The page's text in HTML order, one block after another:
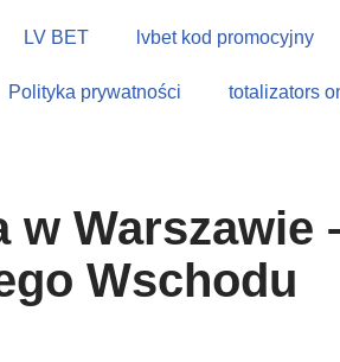
LV BET lvbet kod promocyjny
Polityka prywatności totalizators
w Warszawie
Wschodu